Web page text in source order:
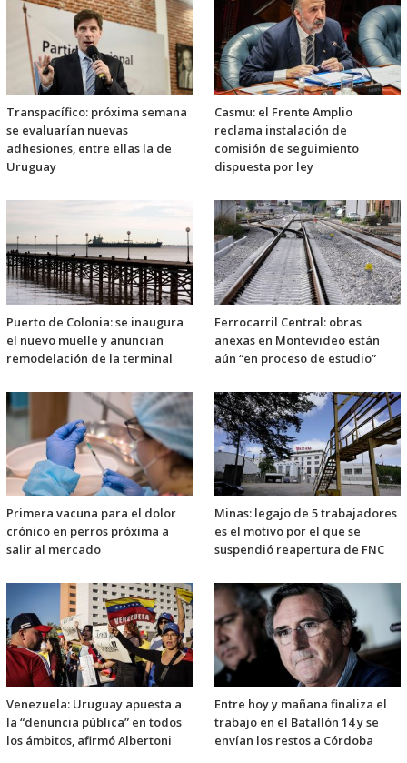
Transpacífico: próxima semana
se evaluarían nuevas
adhesiones, entre ellas la de
Uruguay
Casmu: el Frente Amplio
reclama instalación de
comisión de seguimiento
dispuesta por ley
Puerto de Colonia: se inaugura
el nuevo muelle y anuncian
remodelación de la terminal
Ferrocarril Central: obras
anexas en Montevideo están
aún “en proceso de estudio”
Primera vacuna para el dolor
crónico en perros próxima a
salir al mercado
Minas: legajo de 5 trabajadores
es el motivo por el que se
suspendió reapertura de FNC
Venezuela: Uruguay apuesta a
la “denuncia pública” en todos
los ámbitos, afirmó Albertoni
Entre hoy y mañana finaliza el
trabajo en el Batallón 14 y se
envían los restos a Córdoba